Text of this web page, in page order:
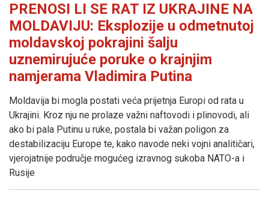
PRENOSI LI SE RAT IZ UKRAJINE NA
MOLDAVIJU: Eksplozije u odmetnutoj
moldavskoj pokrajini šalju
uznemirujuće poruke o krajnjim
namjerama Vladimira Putina
Moldavija bi mogla postati veća prijetnja Europi od rata u
Ukrajini. Kroz nju ne prolaze važni naftovodi i plinovodi, ali
ako bi pala Putinu u ruke, postala bi važan poligon za
destabilizaciju Europe te, kako navode neki vojni analitičari,
vjerojatnije područje mogućeg izravnog sukoba NATO-a i
Rusije